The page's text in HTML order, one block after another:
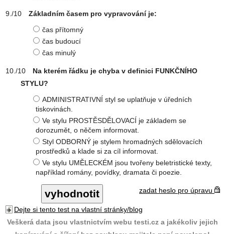
Základním časem pro vypravování je:
čas přítomný
čas budoucí
čas minulý
Na kterém řádku je chyba v definici FUNKČNÍHO
STYLU?
ADMINISTRATIVNÍ styl se uplatňuje v úředních
tiskovinách.
Ve stylu PROSTĚSDĚLOVACÍ je základem se
dorozumět, o něčem informovat.
Styl ODBORNÝ je stylem hromadných sdělovacích
prostředků a klade si za cíl informovat.
Ve stylu UMĚLECKÉM jsou tvořeny beletristické texty,
například romány, povídky, dramata či poezie.
zadat heslo pro úpravu
Dejte si tento test na vlastní stránky/blog
Veškerá data jsou vlastnictvím webu testi.cz a jakékoliv jejich